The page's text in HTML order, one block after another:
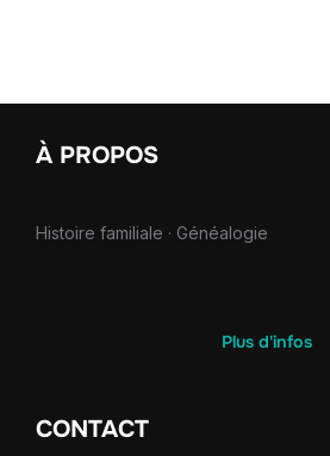
À PROPOS
Histoire familiale · Généalogie
Plus d'infos
CONTACT